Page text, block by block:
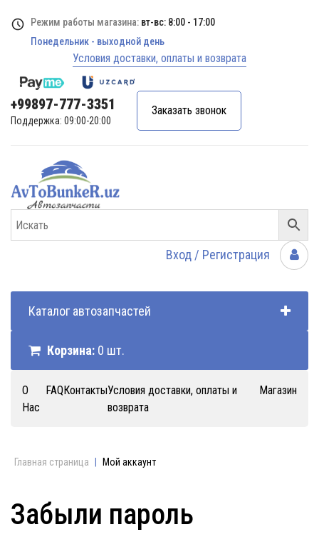
Режим работы магазина: вт-вс: 8:00 - 17:00
Понедельник - выходной день
Условия доставки, оплаты и возврата
+99897-777-3351
Поддержка: 09:00-20:00
Заказать звонок
Вход / Регистрация
Каталог автозапчастей
Корзина: 0 шт.
О
Нас
FAQКонтактыУсловия доставки, оплаты и
возврата
Магазин
Главная страница Мой аккаунт
Забыли пароль